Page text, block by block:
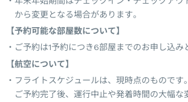
から変更となる場合があります。
【予約可能な部屋数について】
ご予約は1予約につき6部屋までのお申し込み
【航空について】
フライトスケジュールは、現時点のものです。
ご予約完了後、運行中止や発着時間の大幅な